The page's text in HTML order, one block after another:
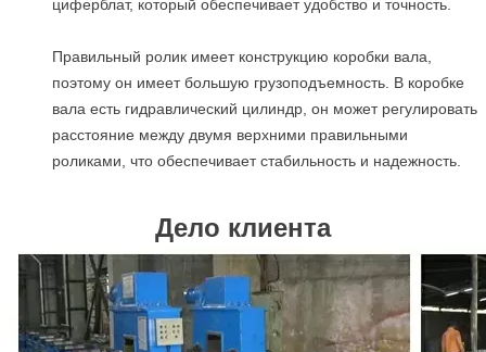
циферблат, который обеспечивает удобство и точность.
Правильный ролик имеет конструкцию коробки вала,
поэтому он имеет большую грузоподъемность. В коробке
вала есть гидравлический цилиндр, он может регулировать
расстояние между двумя верхними правильными
роликами, что обеспечивает стабильность и надежность.
Дело клиента